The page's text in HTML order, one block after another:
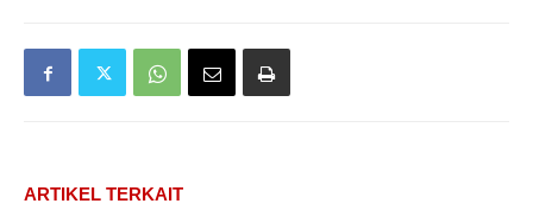
ARTIKEL TERKAIT